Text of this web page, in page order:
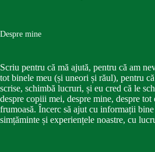
Despre mine
Scriu pentru că mă ajută, pentru că am
tot binele meu (și uneori și răul), pentru
scrise, schimbă lucruri, și eu cred că le
despre copiii mei, despre mine, despre tot
frumoasă. Încerc să ajut cu informații
simțăminte și experiențele noastre, cu